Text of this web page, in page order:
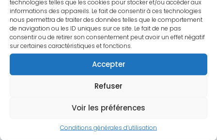
technologies telles que les cookies pour stocker et/ou accéder aux
informations des appareils. Le fait de consentir à ces technologies
nous permettra de traiter des données telles que le comportement
de navigation ou les ID uniques sur ce site. Le fait de ne pas
consentir ou de retirer son consentement peut avoir un effet négatif
sur certaines caractéristiques et fonctions.
Accepter
Refuser
Voir les préférences
Conditions générales d’utilisation
Société Française de
Chirurgie de la Main